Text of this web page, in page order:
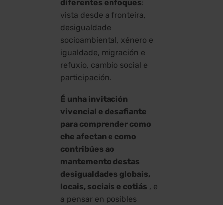
diferentes enfoques:
vista desde a fronteira,
desigualdade
socioambiental, xénero e
igualdade, migración e
refuxio, cambio social e
participación.
É unha invitación
vivencial e desafiante
para comprender como
che afectan e como
contribúes ao
mantemento destas
desigualdades globais,
locais, sociais e cotiás , e
a pensar en posibles